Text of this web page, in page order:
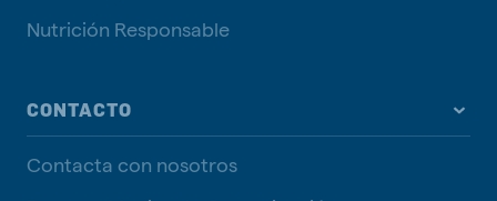
Nutrición Responsable
CONTACTO
Contacta con nosotros